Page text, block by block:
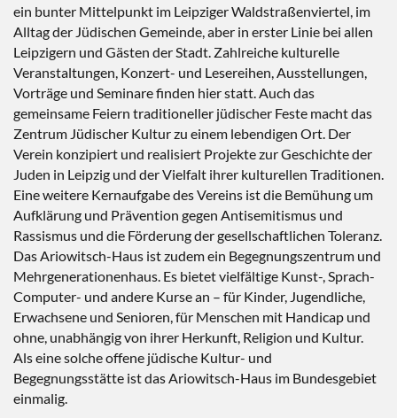
ein bunter Mittelpunkt im Leipziger Waldstraßenviertel, im
Alltag der Jüdischen Gemeinde, aber in erster Linie bei allen
Leipzigern und Gästen der Stadt. Zahlreiche kulturelle
Veranstaltungen, Konzert- und Lesereihen, Ausstellungen,
Vorträge und Seminare finden hier statt. Auch das
gemeinsame Feiern traditioneller jüdischer Feste macht das
Zentrum Jüdischer Kultur zu einem lebendigen Ort. Der
Verein konzipiert und realisiert Projekte zur Geschichte der
Juden in Leipzig und der Vielfalt ihrer kulturellen Traditionen.
Eine weitere Kernaufgabe des Vereins ist die Bemühung um
Aufklärung und Prävention gegen Antisemitismus und
Rassismus und die Förderung der gesellschaftlichen Toleranz.
Das Ariowitsch-Haus ist zudem ein Begegnungszentrum und
Mehrgenerationenhaus. Es bietet vielfältige Kunst-, Sprach-
Computer- und andere Kurse an – für Kinder, Jugendliche,
Erwachsene und Senioren, für Menschen mit Handicap und
ohne, unabhängig von ihrer Herkunft, Religion und Kultur.
Als eine solche offene jüdische Kultur- und
Begegnungsstätte ist das Ariowitsch-Haus im Bundesgebiet
einmalig.